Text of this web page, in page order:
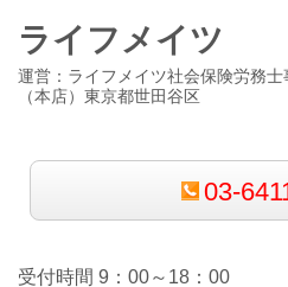
ライフメイツ
運営：ライフメイツ社会保険労務士
（本店）東京都世田谷区
03-
受付時間 9：00～18：00